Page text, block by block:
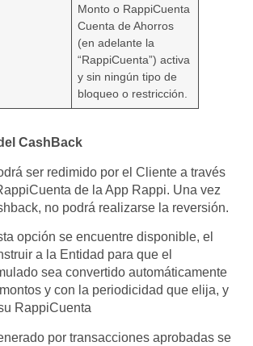
Monto o RappiCuenta
Cuenta de Ahorros
(en adelante la
“RappiCuenta”) activa
y sin ningún tipo de
bloqueo o restricción.
CashBack
ser redimido por el Cliente a través
de la App Rappi. Una vez
no podrá realizarse la reversión.
opción se encuentre disponible, el
a la Entidad para que el
sea convertido automáticamente
y con la periodicidad que elija, y
RappiCuenta
por transacciones aprobadas se